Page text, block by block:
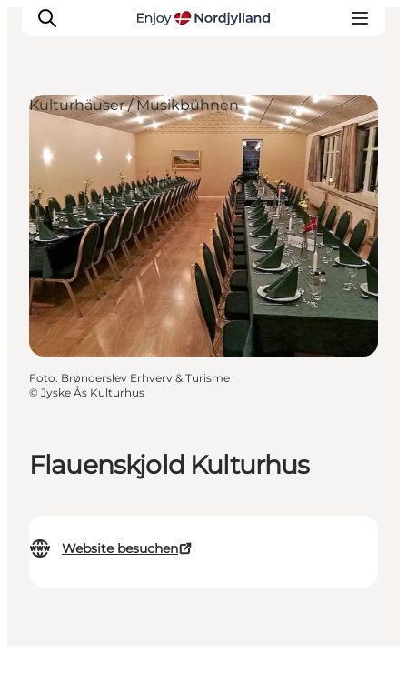
Erlebnisse
Reiseplanung
Destinationen
Guides
Veranstaltungen
Für Kinder
Flauenskjold Kulturhus
Website besuchen
Kulturhäuser / Musikbühnen
Foto: Brønderslev Erhverv & Turisme
© Jyske Ås Kulturhus